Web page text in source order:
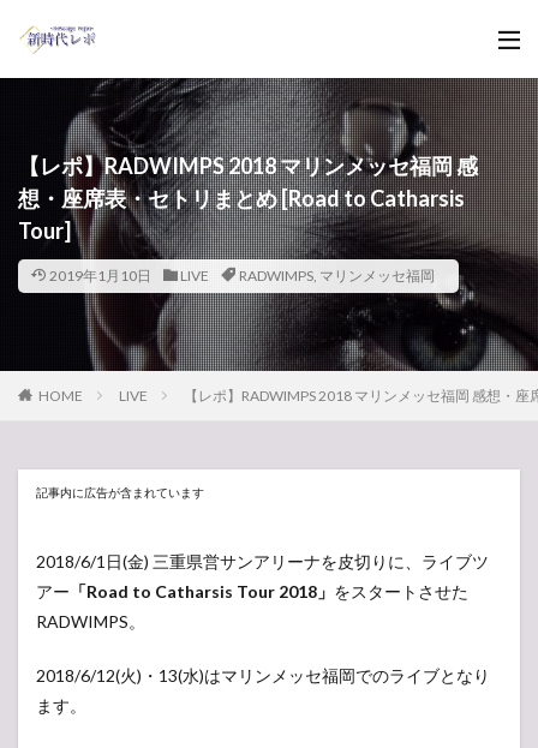
【レポ】RADWIMPS 2018 マリンメッセ福岡 感
想・座席表・セトリまとめ [Road to Catharsis
Tour]
2019年1月10日 LIVE RADWIMPS, マリンメッセ福岡
HOME LIVE 【レポ】RADWIMPS 2018 マリンメッセ福岡 感想・
記事内に広告が含まれています
2018/6/1日(金) 三重県営サンアリーナを皮切りに、ライブツ
アー 「Road to Catharsis Tour 2018」 をスタートさせた
RADWIMPS。
2018/6/12(火)・13(水)はマリンメッセ福岡でのライブとなり
ます。